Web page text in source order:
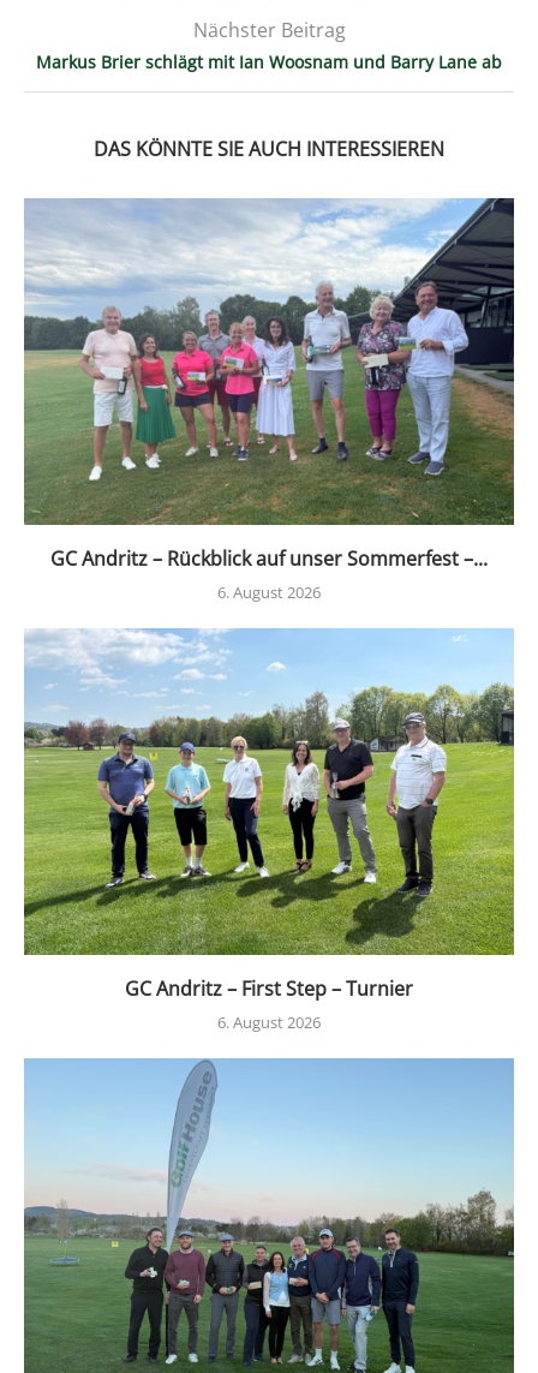
Nächster Beitrag
Markus Brier schlägt mit Ian Woosnam und Barry Lane ab
DAS KÖNNTE SIE AUCH INTERESSIEREN
GC Andritz – Rückblick auf unser Sommerfest –...
6. August 2026
GC Andritz – First Step – Turnier
6. August 2026